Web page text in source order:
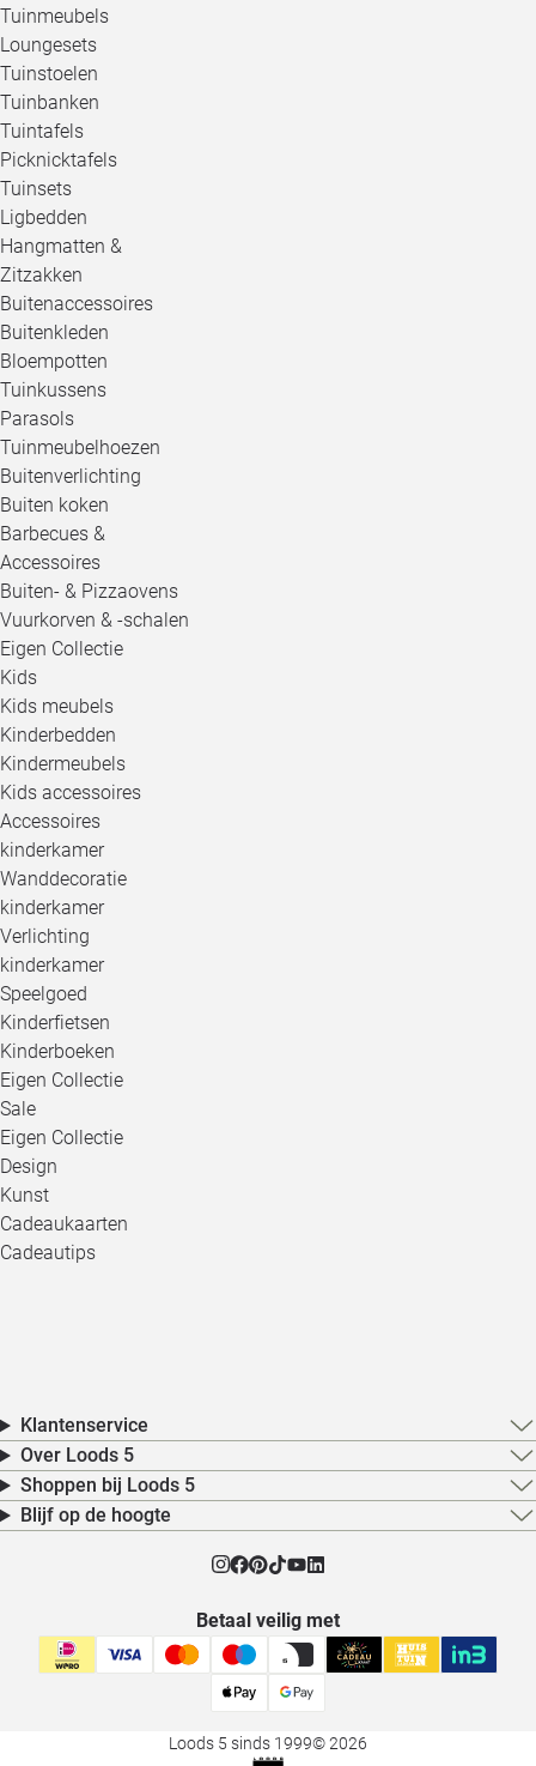
Tuinmeubels
Loungesets
Tuinstoelen
Tuinbanken
Tuintafels
Picknicktafels
Tuinsets
Ligbedden
Hangmatten &
Zitzakken
Buitenaccessoires
Buitenkleden
Bloempotten
Tuinkussens
Parasols
Tuinmeubelhoezen
Buitenverlichting
Buiten koken
Barbecues &
Accessoires
Buiten- & Pizzaovens
Vuurkorven & -schalen
Eigen Collectie
Kids
Kids meubels
Kinderbedden
Kindermeubels
Kids accessoires
Accessoires
kinderkamer
Wanddecoratie
kinderkamer
Verlichting
kinderkamer
Speelgoed
Kinderfietsen
Kinderboeken
Eigen Collectie
Sale
Eigen Collectie
Design
Kunst
Cadeaukaarten
Cadeautips
Klantenservice
Over Loods 5
Shoppen bij Loods 5
Blijf op de hoogte
Betaal veilig met
Loods 5 sinds 1999© 2026